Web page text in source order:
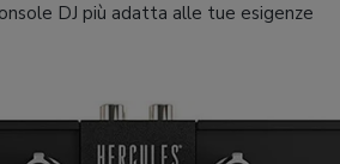
DJ più adatta alle tue esigenze